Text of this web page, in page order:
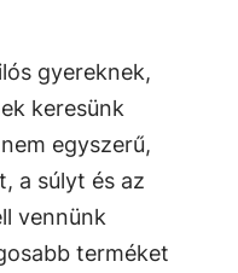
gyereknek,
keresünk
egyszerű,
a súlyt és az
vennünk
terméket